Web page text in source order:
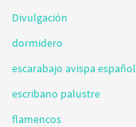
Divulgación
dormidero
escarabajo avispa español
escribano palustre
flamencos